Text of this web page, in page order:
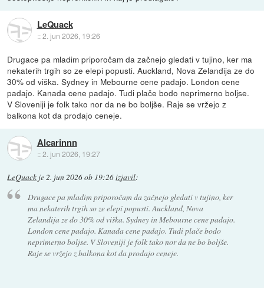
LeQuack
::2. jun 2026, 19:26
Drugace pa mladim priporočam da začnejo gledati v tujino, ker ma
nekaterih trgih so ze elepi popusti. Auckland, Nova Zelandija ze do
30% od viška. Sydney in Mebourne cene padajo. London cene
padajo. Kanada cene padajo. Tudi plače bodo neprimerno boljse.
V Sloveniji je folk tako nor da ne bo boljše. Raje se vržejo z
balkona kot da prodajo ceneje.
Alcarinnn
::2. jun 2026, 19:27
LeQuack je2. jun 2026 ob 19:26izjavil:
Drugace pa mladim priporočam da začnejo gledati v tujino, ker
ma nekaterih trgih so ze elepi popusti. Auckland, Nova
Zelandija ze do 30% od viška. Sydney in Mebourne cene padajo.
London cene padajo. Kanada cene padajo. Tudi plače bodo
neprimerno boljse. V Sloveniji je folk tako nor da ne bo boljše.
Raje se vržejo z balkona kot da prodajo ceneje.